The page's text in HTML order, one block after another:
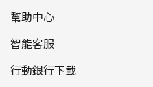
幫助中心
智能客服
行動銀行下載